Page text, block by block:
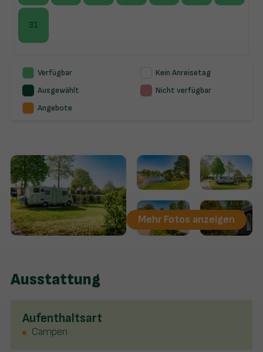
31
Verfügbar
Kein Anreisetag
Ausgewählt
Nicht verfügbar
Angebote
Mehr Fotos anzeigen
Ausstattung
Aufenthaltsart
Campen